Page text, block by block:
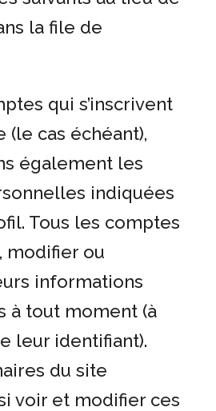
la file de
qui s’inscrivent
(le cas échéant),
également les
indiquées
Tous les comptes
modifier ou
informations
à tout moment (à
leur identifiant).
du site
voir et modifier ces